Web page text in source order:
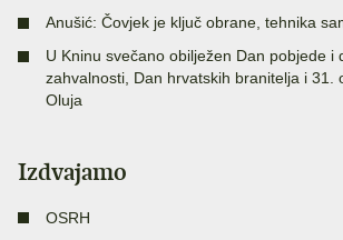
Anušić: Čovjek je ključ obrane, tehnika
U Kninu svečano obilježen Dan pobjede i
zahvalnosti, Dan hrvatskih branitelja i 31.
Oluja
Izdvajamo
OSRH